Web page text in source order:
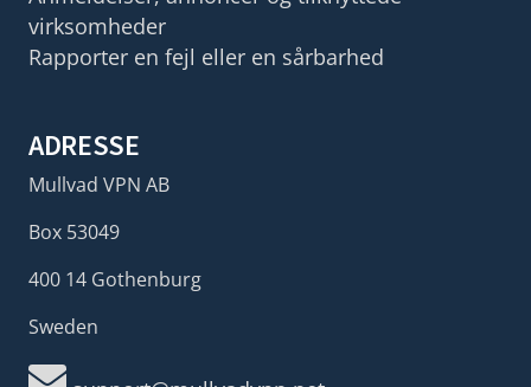
virksomheder
Rapporter en fejl eller en sårbarhed
ADRESSE
Mullvad VPN AB
Box 53049
400 14 Gothenburg
Sweden